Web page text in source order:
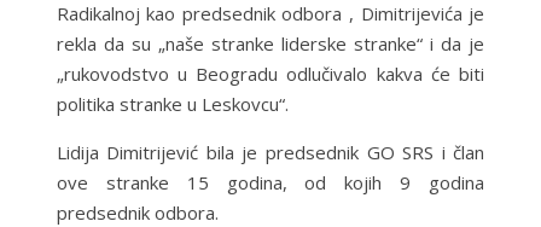
Radikalnoj kao predsednik odbora , Dimitrijevića je
rekla da su „naše stranke liderske stranke“ i da je
„rukovodstvo u Beogradu odlučivalo kakva će biti
politika stranke u Leskovcu“.
Lidija Dimitrijević bila je predsednik GO SRS i član
ove stranke 15 godina, od kojih 9 godina
predsednik odbora.